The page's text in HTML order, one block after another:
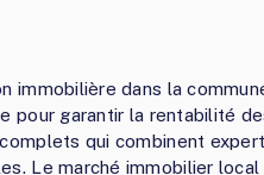
immobilière dans la
pour garantir la rentabilité
qui combinent
Le marché immobilier